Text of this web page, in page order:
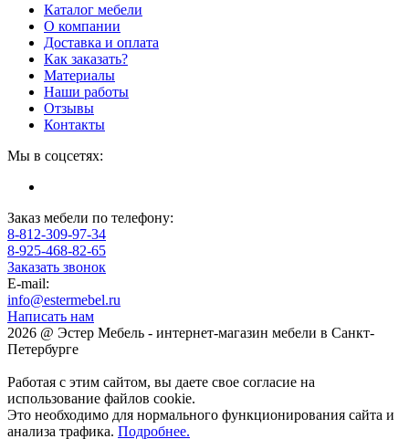
Каталог мебели
О компании
Доставка и оплата
Как заказать?
Материалы
Наши работы
Отзывы
Контакты
Мы в соцсетях:
Заказ мебели по телефону:
8-812-309-97-34
8-925-468-82-65
Заказать звонок
E-mail:
info@estermebel.ru
Написать нам
2026 @ Эстер Мебель - интернет-магазин мебели в Санкт-
Петербурге
Работая с этим сайтом, вы даете свое согласие на
использование файлов cookie.
Это необходимо для нормального функционирования сайта и
анализа трафика. Подробнее.